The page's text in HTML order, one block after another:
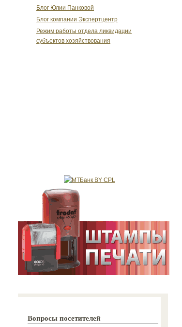
Блог Юлии Панковой
Блог компании Экспертцентр
Режим работы отдела ликвидации
субъектов хозяйствования
Вопросы посетителей